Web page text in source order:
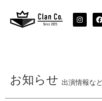
お知らせ 出演情報な